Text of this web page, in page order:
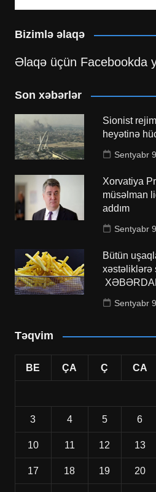
Bizimlə əlaqə
Əlaqə üçün Facebookda
Son xəbərlər
Sionist
heyətinə
Sentyabr
Xorvatiya
müsəlman
addım
Sentyabr
Bütün
xəstəliklərə
Sentyabr
Təqvim
BE ÇA Ç CA
3 4 5 6
10 11 12 13
17 18 19 20